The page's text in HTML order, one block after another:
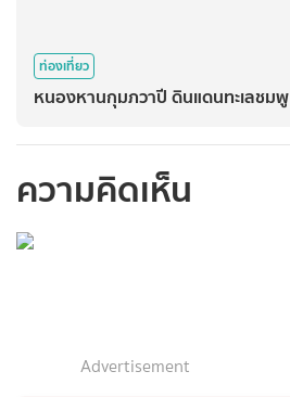
ท่องเที่ยว
หนองหานกุมภวาปี ดินแดนทะเลชมพู
ความคิดเห็น
Advertisement